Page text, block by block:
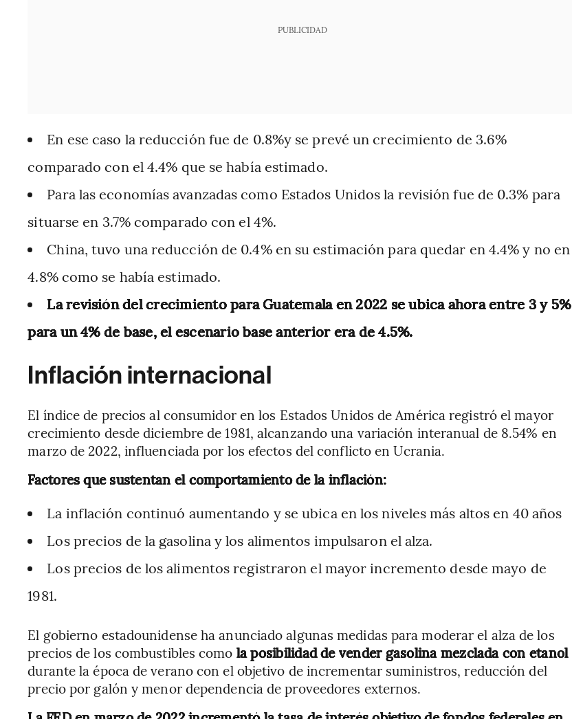
PUBLICIDAD
En ese caso la reducción fue de 0.8%y se prevé un crecimiento de 3.6%
comparado con el 4.4% que se había estimado.
Para las economías avanzadas como Estados Unidos la revisión fue de 0.3% para
situarse en 3.7% comparado con el 4%.
China, tuvo una reducción de 0.4% en su estimación para quedar en 4.4% y no en
4.8% como se había estimado.
La revisión del crecimiento para Guatemala en 2022 se ubica ahora entre 3 y 5%
para un 4% de base, el escenario base anterior era de 4.5%.
Inflación internacional
El índice de precios al consumidor en los Estados Unidos de América registró el mayor
crecimiento desde diciembre de 1981, alcanzando una variación interanual de 8.54% en
marzo de 2022, influenciada por los efectos del conflicto en Ucrania.
Factores que sustentan el comportamiento de la inflación:
La inflación continuó aumentando y se ubica en los niveles más altos en 40 años
Los precios de la gasolina y los alimentos impulsaron el alza.
Los precios de los alimentos registraron el mayor incremento desde mayo de
1981.
El gobierno estadounidense ha anunciado algunas medidas para moderar el alza de los
precios de los combustibles como la posibilidad de vender gasolina mezclada con etanol
durante la época de verano con el objetivo de incrementar suministros, reducción del
precio por galón y menor dependencia de proveedores externos.